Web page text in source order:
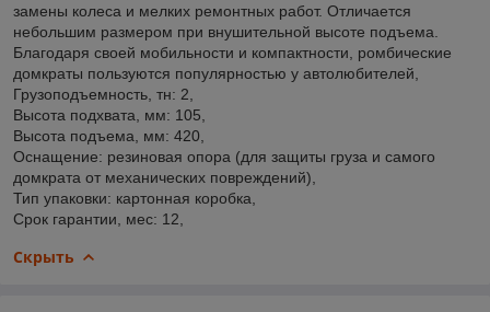
замены колеса и мелких ремонтных работ. Отличается
небольшим размером при внушительной высоте подъема.
Благодаря своей мобильности и компактности, ромбические
домкраты пользуются популярностью у автолюбителей,
Грузоподъемность, тн: 2,
Высота подхвата, мм: 105,
Высота подъема, мм: 420,
Оснащение: резиновая опора (для защиты груза и самого
домкрата от механических повреждений),
Тип упаковки: картонная коробка,
Срок гарантии, мес: 12,
Скрыть